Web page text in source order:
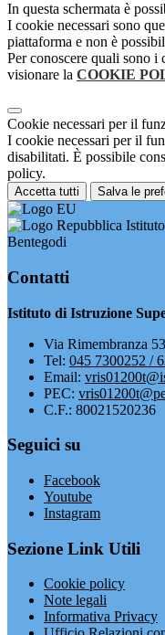
In questa schermata è
I cookie necessari sono
piattaforma e non è
Per conoscere quali sono i
visionare la COOKIE
Cookie necessari per il
I cookie necessari per il
disabilitati. È possibile
policy.
Accetta tutti Salva le
Bentegodi
Contatti
Istituto di Istruzione
Via Rimembranza
Tel: 045 7300252 /
Email:
PEC:
C.F.: 80021520236
Seguici su
Facebook
Youtube
Instagram
Sezione Link Utili
Cookie policy
Note legali
Informativa Privacy